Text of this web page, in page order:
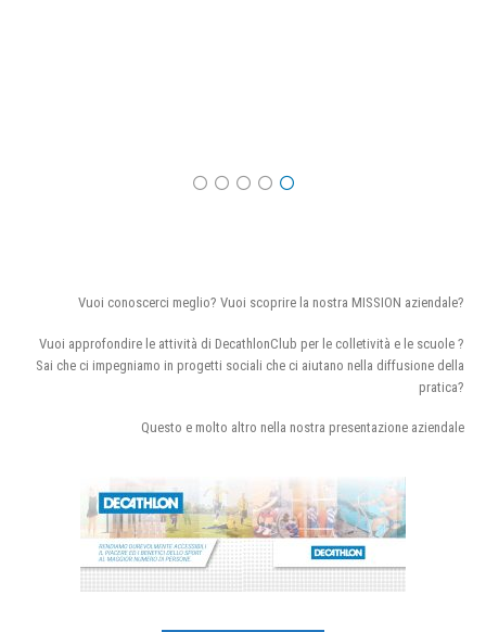
Vuoi conoscerci meglio? Vuoi scoprire la nostra MISSION aziendale?
Vuoi approfondire le attività di DecathlonClub per le colletività e le scuole ?
Sai che ci impegniamo in progetti sociali che ci aiutano nella diffusione della
pratica?
Questo e molto altro nella nostra presentazione aziendale